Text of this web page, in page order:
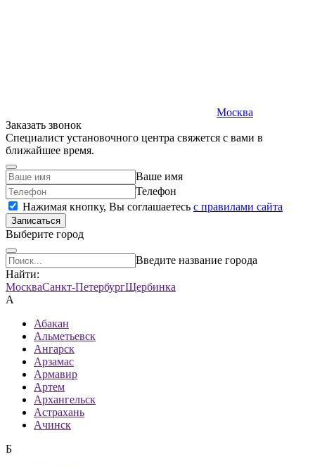
Москва
Заказать звонок
Специалист установочного центра свяжется с вами в
ближайшее время.
Ваше имя
Телефон
Нажимая кнопку, Вы соглашаетесь c правилами сайта
Записаться
Выберите город
Введите название города
Найти:
МоскваСанкт-ПетербургЩербинка
А
Абакан
Альметьевск
Ангарск
Арзамас
Армавир
Артем
Архангельск
Астрахань
Ачинск
Б